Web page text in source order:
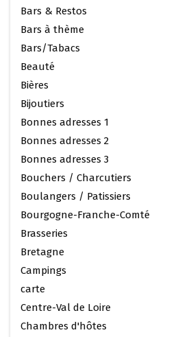
Bars & Restos
Bars à thème
Bars/Tabacs
Beauté
Bières
Bijoutiers
Bonnes adresses 1
Bonnes adresses 2
Bonnes adresses 3
Bouchers / Charcutiers
Boulangers / Patissiers
Bourgogne-Franche-Comté
Brasseries
Bretagne
Campings
carte
Centre-Val de Loire
Chambres d'hôtes